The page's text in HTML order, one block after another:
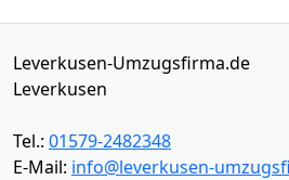
Leverkusen-Umzugsfirma.de
Leverkusen
Tel.: 01579-2482348
E-Mail: info@leverkusen-